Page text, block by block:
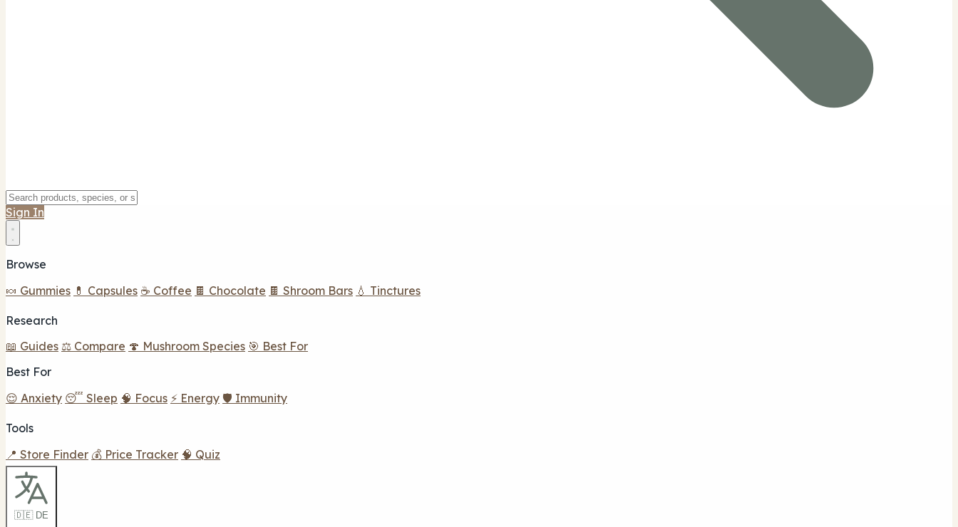
Sign In
Browse
🍬 Gummies 💊 Capsules ☕ Coffee 🍫 Chocolate 🍫 Shroom Bars 💧 Tinctures
Research
📖 Guides ⚖️ Compare 🍄 Mushroom Species 🎯 Best For
Best For
😌 Anxiety 😴 Sleep 🧠 Focus ⚡ Energy 🛡️ Immunity
Tools
📍 Store Finder 💰 Price Tracker 🧠 Quiz
🇩🇪 DE